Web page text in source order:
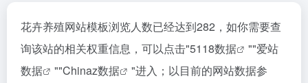
花卉养殖网站模板浏览人数已经达到282，如你需要查
询该站的相关权重信息，可以点击"5118数据 ""爱站
数据
""Chinaz数据
"进入；以目前的网站数据参